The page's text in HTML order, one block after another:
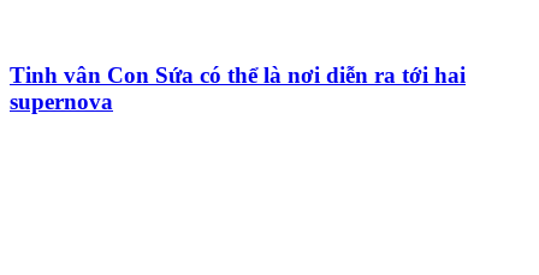
Tinh vân Con Sứa có thể là nơi diễn ra tới hai
supernova